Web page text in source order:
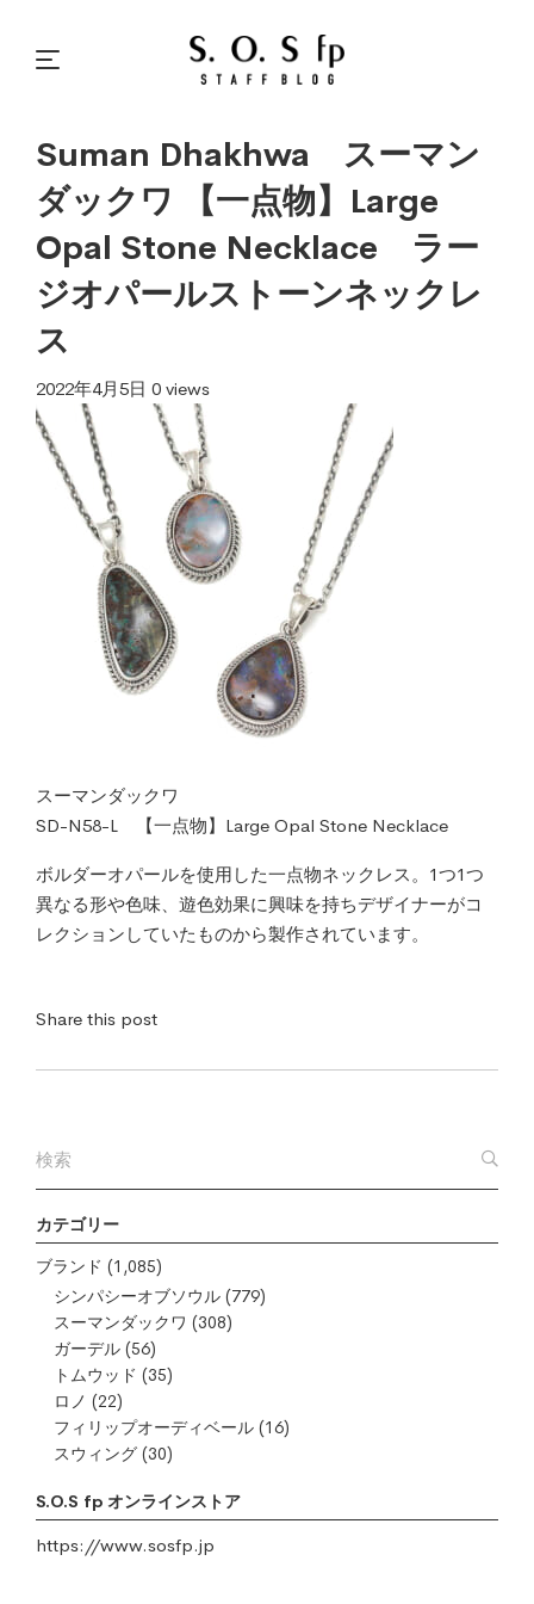
カテゴリー
ブランド (1,085)
シンパシーオブソウル (779)
スーマンダックワ (308)
ガーデル (56)
トムウッド (35)
ロノ (22)
フィリップオーディベール (16)
スウィング (30)
S.O.S fp オンラインストア
https://www.sosfp.jp
Suman Dhakhwa スーマン
ダックワ 【一点物】Large
Opal Stone Necklace ラー
ジオパールストーンネックレ
ス
2022年4月5日 0 views
スーマンダックワ
SD-N58-L 【一点物】Large Opal Stone Necklace
ボルダーオパールを使用した一点物ネックレス。1つ1つ
異なる形や色味、遊色効果に興味を持ちデザイナーがコ
レクションしていたものから製作されています。
Share this post